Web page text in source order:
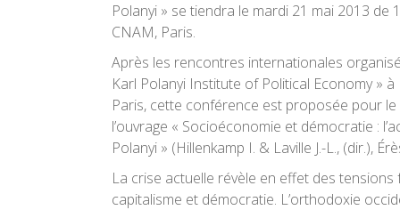
Polanyi » se tiendra le mardi 21 mai 2013 de
CNAM, Paris.
Après les rencontres internationales
Karl Polanyi Institute of Political Economy »
Paris, cette conférence est proposée pour
l’ouvrage « Socioéconomie et démocratie :
Polanyi » (Hillenkamp I. & Laville J.-L., (dir.),
La crise actuelle révèle en effet des
capitalisme et démocratie. L’orthodoxie